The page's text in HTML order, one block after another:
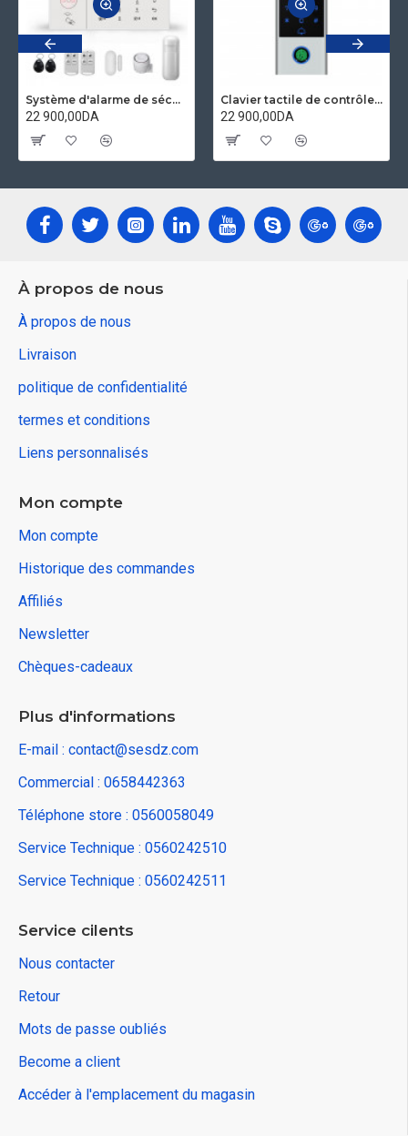
Système d'alarme de sécurité domestique wifi GSM 4G Application tuya compatible Alexa et googleHome
22 900,00DA
Clavier tactile de contrôle d'accès et IP visiophone étanche avec empreinte digitale compatible Tuya secukey Vcontrol 3-F
22 900,00DA
À propos de nous
À propos de nous
Livraison
politique de confidentialité
termes et conditions
Liens personnalisés
Mon compte
Mon compte
Historique des commandes
Affiliés
Newsletter
Chèques-cadeaux
Plus d'informations
E-mail : contact@sesdz.com
Commercial : 0658442363
Téléphone store : 0560058049
Service Technique : 0560242510
Service Technique : 0560242511
Service cilents
Nous contacter
Retour
Mots de passe oubliés
Become a client
Accéder à l'emplacement du magasin